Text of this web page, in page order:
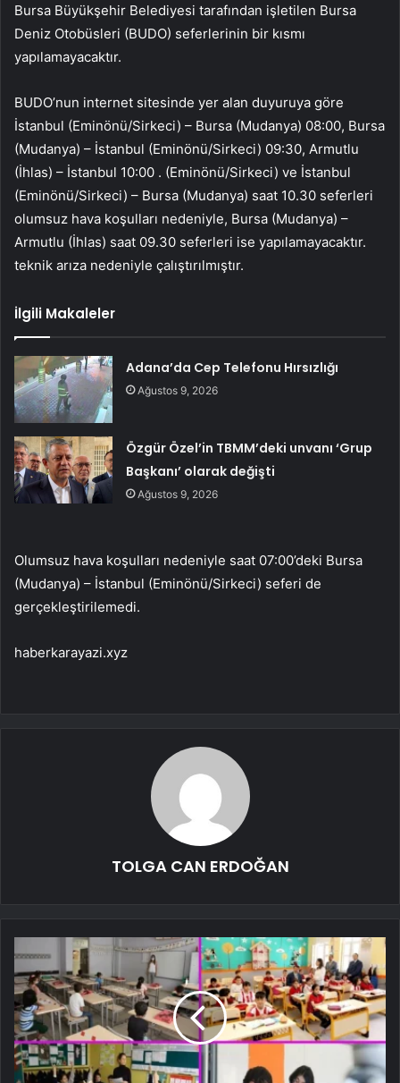
Bursa Büyükşehir Belediyesi tarafından işletilen Bursa
Deniz Otobüsleri (BUDO) seferlerinin bir kısmı
yapılamayacaktır.
BUDO’nun internet sitesinde yer alan duyuruya göre
İstanbul (Eminönü/Sirkeci) – Bursa (Mudanya) 08:00, Bursa
(Mudanya) – İstanbul (Eminönü/Sirkeci) 09:30, Armutlu
(İhlas) – İstanbul 10:00 . (Eminönü/Sirkeci) ve İstanbul
(Eminönü/Sirkeci) – Bursa (Mudanya) saat 10.30 seferleri
olumsuz hava koşulları nedeniyle, Bursa (Mudanya) –
Armutlu (İhlas) saat 09.30 seferleri ise yapılamayacaktır.
teknik arıza nedeniyle çalıştırılmıştır.
İlgili Makaleler
Adana’da Cep Telefonu Hırsızlığı
Ağustos 9, 2026
Özgür Özel’in TBMM’deki unvanı ‘Grup
Başkanı’ olarak değişti
Ağustos 9, 2026
Olumsuz hava koşulları nedeniyle saat 07:00’deki Bursa
(Mudanya) – İstanbul (Eminönü/Sirkeci) seferi de
gerçekleştirilemedi.
haberkarayazi.xyz
TOLGA CAN ERDOĞAN